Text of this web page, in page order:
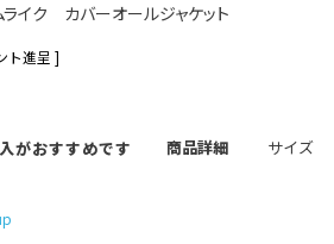
ライク カバーオールジャケット
ト進呈 ]
カートに入れる
がおすすめです 商品詳細 サイズ